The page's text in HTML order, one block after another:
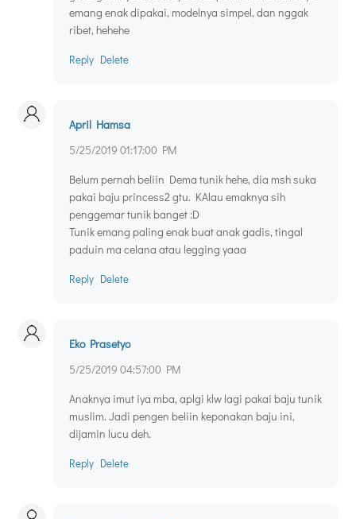
emang enak dipakai, modelnya simpel, dan nggak
ribet, hehehe
Reply Delete
April Hamsa
5/25/2019 01:17:00 PM
Belum pernah beliin Dema tunik hehe, dia msh suka
pakai baju princess2 gtu. KAlau emaknya sih
penggemar tunik banget :D
Tunik emang paling enak buat anak gadis, tingal
paduin ma celana atau legging yaaa
Reply Delete
Eko Prasetyo
5/25/2019 04:57:00 PM
Anaknya imut iya mba, aplgi klw lagi pakai baju tunik
muslim. Jadi pengen beliin keponakan baju ini,
dijamin lucu deh.
Reply Delete